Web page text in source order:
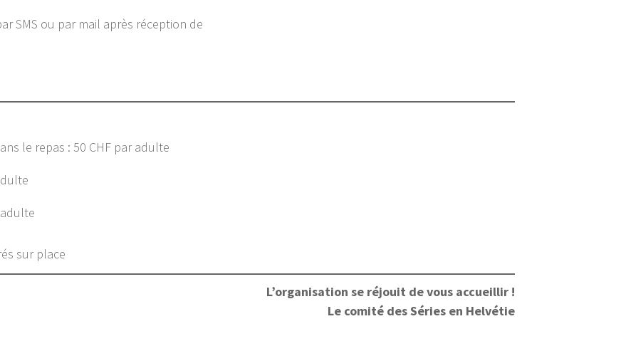
SMS ou par mail après réception de
le repas : 50 CHF par adulte
sur place
L’organisation se réjouit de vous accueillir !
Le comité des Séries en Helvétie